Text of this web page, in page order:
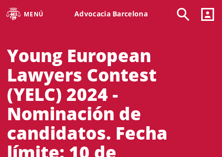
MENÚ Advocacia Barcelona
Young European
Lawyers Contest
(YELC) 2024 -
Nominación de
candidatos. Fecha
límite: 10 de